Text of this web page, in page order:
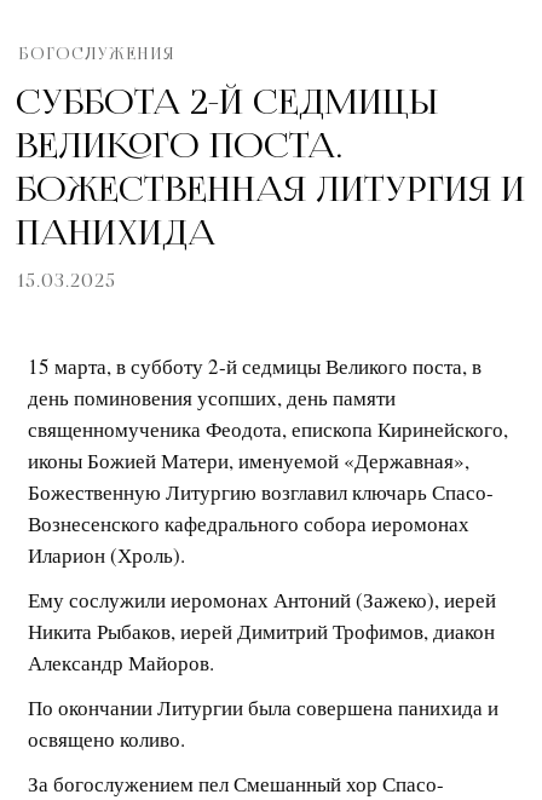
БОГОСЛУЖЕНИЯ
СУББОТА 2-Й СЕДМИЦЫ
ВЕЛИКОГО ПОСТА.
БОЖЕСТВЕННАЯ ЛИТУРГИЯ И
ПАНИХИДА
15.03.2025
15 марта, в субботу 2-й седмицы Великого поста, в
день поминовения усопших, день памяти
священномученика Феодота, епископа Киринейского,
иконы Божией Матери, именуемой «Державная»,
Божественную Литургию возглавил ключарь Спасо-
Вознесенского кафедрального собора иеромонах
Иларион (Хроль).
Ему сослужили иеромонах Антоний (Зажеко), иерей
Никита Рыбаков, иерей Димитрий Трофимов, диакон
Александр Майоров.
По окончании Литургии была совершена панихида и
освящено коливо.
За богослужением пел Смешанный хор Спасо-